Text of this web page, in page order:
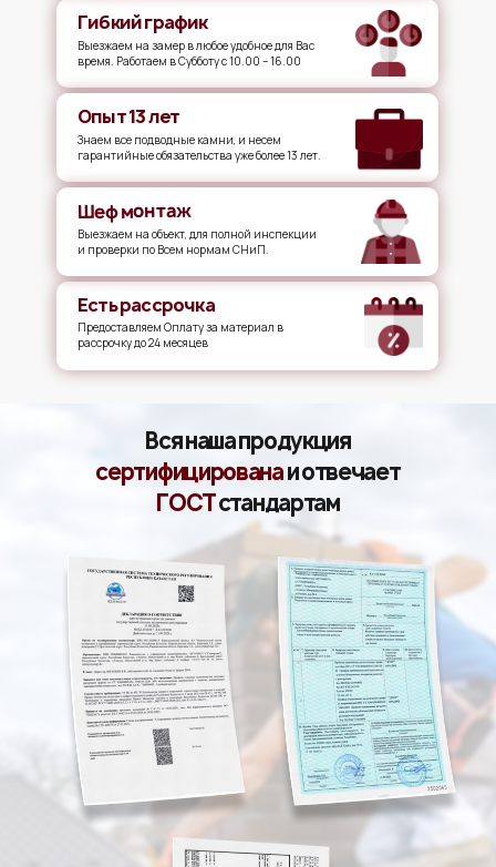
Гибкий график
Выезжаем на замер в любое удобное для Вас
время. Работаем в Субботу с 10.00 – 16.00
Опыт 13 лет
Знаем все подводные камни, и несем
гарантийные обязательства уже более 13 лет.
Предоставляем Оплату за материал в
рассрочку до 24 месяцев
Есть рассрочка
Выезжаем на объект, для полной инспекции
и проверки по Всем нормам СНиП.
Шеф монтаж
Вся наша продукция
сертифицированаи отвечает
ГОСТстандартам